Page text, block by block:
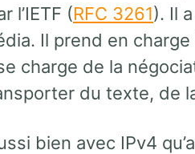
l’IETF (RFC 3261). Il
Il prend en
charge de la
du texte, de
bien avec IPv4